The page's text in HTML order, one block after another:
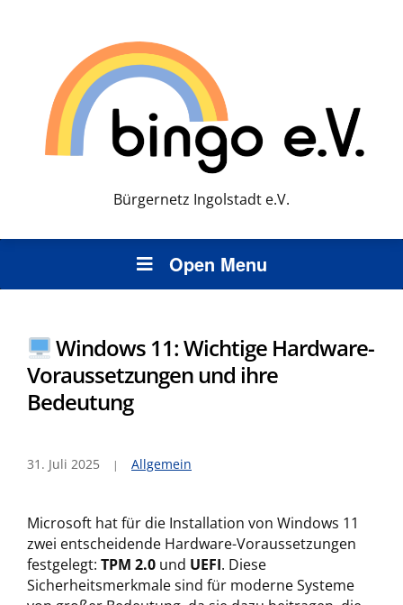
Bürgernetz Ingolstadt e.V.
Open Menu
Windows 11: Wichtige Hardware-
Voraussetzungen und ihre
Bedeutung
31. Juli 2025 Allgemein
Microsoft hat für die Installation von Windows 11
zwei entscheidende Hardware-Voraussetzungen
festgelegt: TPM 2.0 und UEFI. Diese
Sicherheitsmerkmale sind für moderne Systeme